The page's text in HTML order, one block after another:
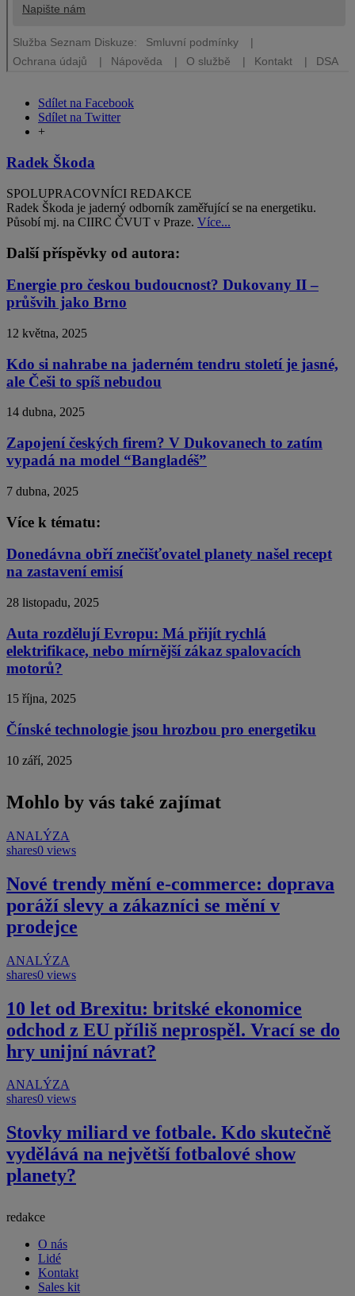
Sdílet na Facebook
Sdílet na Twitter
+
Radek Škoda
SPOLUPRACOVNÍCI REDAKCE
Radek Škoda je jaderný odborník zaměřující se na energetiku.
Působí mj. na CIIRC ČVUT v Praze. Více...
Další příspěvky od autora:
Energie pro českou budoucnost? Dukovany II –
průšvih jako Brno
12 května, 2025
Kdo si nahrabe na jaderném tendru století je jasné,
ale Češi to spíš nebudou
14 dubna, 2025
Zapojení českých firem? V Dukovanech to zatím
vypadá na model “Bangladéš”
7 dubna, 2025
Více k tématu:
Donedávna obří znečišťovatel planety našel recept
na zastavení emisí
28 listopadu, 2025
Auta rozdělují Evropu: Má přijít rychlá
elektrifikace, nebo mírnější zákaz spalovacích
motorů?
15 října, 2025
Čínské technologie jsou hrozbou pro energetiku
10 září, 2025
Mohlo by vás také zajímat
ANALÝZA
shares0 views
Nové trendy mění e-commerce: doprava
poráží slevy a zákazníci se mění v
prodejce
ANALÝZA
shares0 views
10 let od Brexitu: britské ekonomice
odchod z EU příliš neprospěl. Vrací se do
hry unijní návrat?
ANALÝZA
shares0 views
Stovky miliard ve fotbale. Kdo skutečně
vydělává na největší fotbalové show
planety?
redakce
O nás
Lidé
Kontakt
Sales kit